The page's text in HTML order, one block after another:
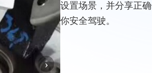
›
设置场景，并分享正
你安全驾驶。